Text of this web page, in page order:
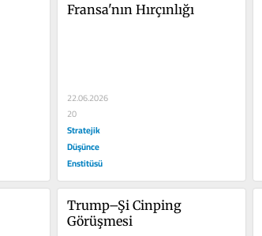
Fransa'nın Hırçınlığı
22.06.2026
20
Stratejik
Düşünce
Enstitüsü
Trump–Şi Cinping
Görüşmesi